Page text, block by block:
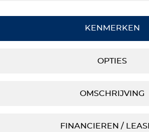
KENMERKEN
OPTIES
OMSCHRIJVING
FINANCIEREN /